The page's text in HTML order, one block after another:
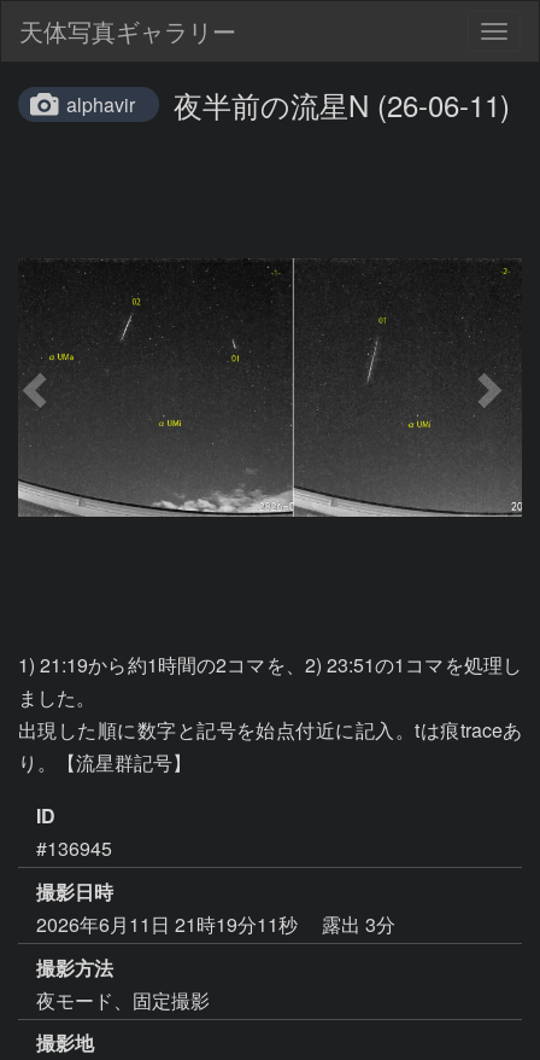
天体写真ギャラリー
alphavir 夜半前の流星N (26-06-11)
1) 21:19から約1時間の2コマを、2) 23:51の1コマを処理し
ました。
出現した順に数字と記号を始点付近に記入。tは痕traceあ
り。【流星群記号】
ID
#136945
撮影日時
2026年6月11日 21時19分11秒
露出 3分
撮影方法
夜モード、固定撮影
撮影地